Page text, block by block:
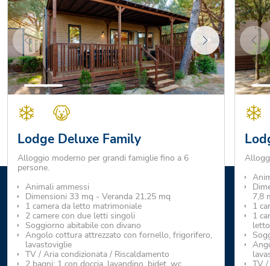
Lodge Deluxe Family
Alloggio moderno per grandi famiglie fino a 6
persone.
Animali ammessi
Dimensioni 33 mq - Veranda 21,25 mq
1 camera da letto matrimoniale
2 camere con due letti singoli
Soggiorno abitabile con divano
Angolo cottura attrezzato con fornello, frigorifero,
lavastoviglie
TV / Aria condizionata / Riscaldamento
7,8
1
1